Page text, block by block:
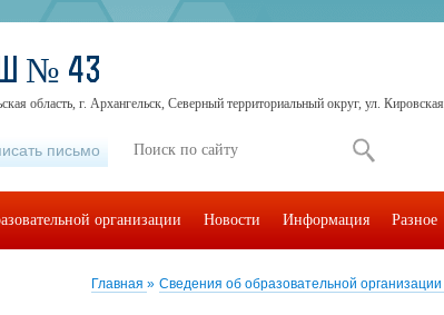
Главная » Сведения об образовательной организации
№ 43
область, г. Архангельск, Северный территориальный округ, ул.
письмо
организации Новости Информация Разное